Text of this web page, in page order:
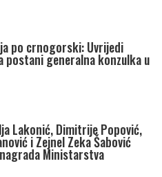
po crnogorski: Uvrijedi
postani generalna konzulka u
Lakonić, Dimitrije Popović,
i Zejnel Zeka Šabović
Ministarstva